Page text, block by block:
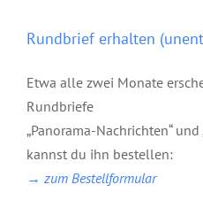
Rundbrief erhalten
Etwa alle zwei Monate
Rundbriefe
„Panorama-Nachrichten“ und
kannst du ihn bestellen:
→ zum Bestellformular